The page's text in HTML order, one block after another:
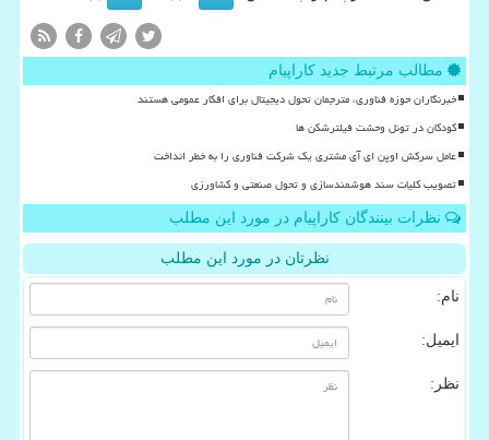
مطالب مرتبط جدید کاراپیام
خبرنگاران حوزه فناوری، مترجمان تحول دیجیتال برای افکار عمومی هستند
کودکان در تونل وحشت فیلترشکن ها
عامل سرکش اوپن ای آی مشتری یک شرکت فناوری را به خطر انداخت
تصویب کلیات سند هوشمندسازی و تحول صنعتی و کشاورزی
نظرات بینندگان کاراپیام در مورد این مطلب
نظرتان در مورد این مطلب
نام:
ایمیل:
نظر: